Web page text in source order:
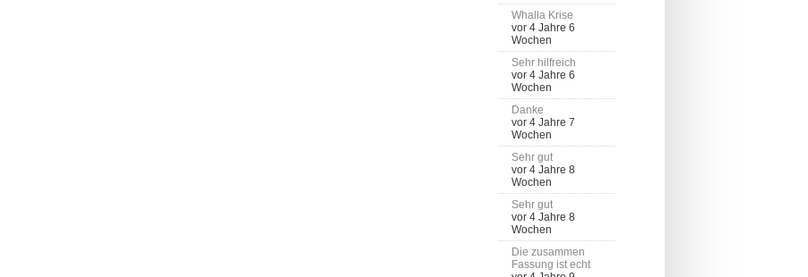
Whalla Krise
vor 4 Jahre 6
Wochen
Sehr hilfreich
vor 4 Jahre 6
Wochen
Danke
vor 4 Jahre 7
Wochen
Sehr gut
vor 4 Jahre 8
Wochen
Sehr gut
vor 4 Jahre 8
Wochen
Die zusammen
Fassung ist echt